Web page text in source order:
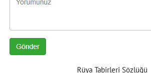
Rüya Tabirleri Sözlüğü